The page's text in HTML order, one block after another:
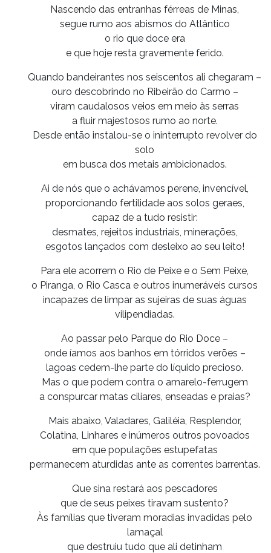
Nascendo das entranhas férreas de Minas,
segue rumo aos abismos do Atlântico
o rio que doce era
e que hoje resta gravemente ferido.
Quando bandeirantes nos seiscentos ali chegaram –
ouro descobrindo no Ribeirão do Carmo –
viram caudalosos veios em meio às serras
a fluir majestosos rumo ao norte.
Desde então instalou-se o ininterrupto revolver do
solo
em busca dos metais ambicionados.
Ai de nós que o achávamos perene, invencível,
proporcionando fertilidade aos solos geraes,
capaz de a tudo resistir:
desmates, rejeitos industriais, minerações,
esgotos lançados com desleixo ao seu leito!
Para ele acorrem o Rio de Peixe e o Sem Peixe,
o Piranga, o Rio Casca e outros inumeráveis cursos
incapazes de limpar as sujeiras de suas águas
vilipendiadas.
Ao passar pelo Parque do Rio Doce –
onde íamos aos banhos em tórridos verões –
lagoas cedem-lhe parte do líquido precioso.
Mas o que podem contra o amarelo-ferrugem
a conspurcar matas ciliares, enseadas e praias?
Mais abaixo, Valadares, Galiléia, Resplendor,
Colatina, Linhares e inúmeros outros povoados
em que populações estupefatas
permanecem aturdidas ante as correntes barrentas.
Que sina restará aos pescadores
que de seus peixes tiravam sustento?
Às famílias que tiveram moradias invadidas pelo
lamaçal
que destruiu tudo que ali detinham